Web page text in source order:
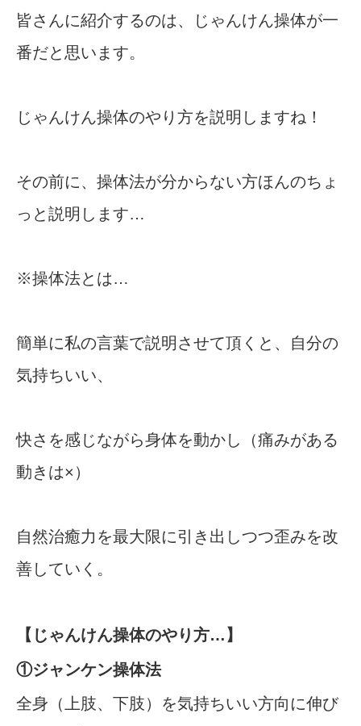
皆さんに紹介するのは、じゃんけん操体が一
番だと思います。
じゃんけん操体のやり方を説明しますね！
その前に、操体法が分からない方ほんのちょ
っと説明します…
※操体法とは…
簡単に私の言葉で説明させて頂くと、自分の
気持ちいい、
快さを感じながら身体を動かし（痛みがある
動きは×）
自然治癒力を最大限に引き出しつつ歪みを改
善していく。
【じゃんけん操体のやり方…】
①ジャンケン操体法
全身（上肢、下肢）を気持ちいい方向に伸び